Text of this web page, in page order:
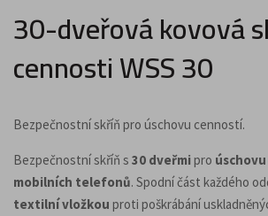
30-dveřová kovová
cennosti WSS 30
Bezpečnostní skříň pro úschovu cenností.
Bezpečnostní skříň s 30 dveřmipro
mobilních telefonů. Spodní část každého
textilní vložkou proti poškrábání